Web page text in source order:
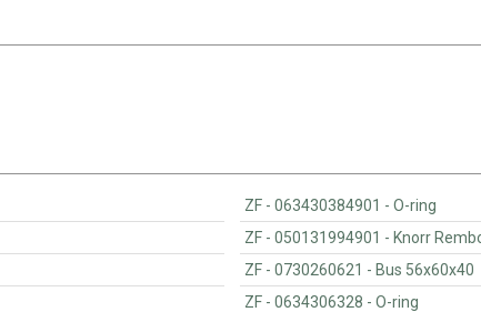
ZF - 063430384901 - O-ring
ZF - 050131994901 -
ZF - 0730260621 - Bus 56x60x40
ZF - 0634306328 - O-ring